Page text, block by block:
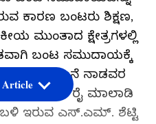
ಕಾರಣ ಬಂಟರು ಶಿಕ್ಷಣ,
ಮುಂತಾದ ಕ್ಷೇತ್ರಗಳಲ್ಲಿ
ಬಂಟ ಸಮುದಾಯಕ್ಕೆ
ಬಂಟರ ಯಾನೆ ನಾಡವರ
ಕುಮಾರ್ ರೈ ಮಾಲಾಡಿ
ಬಳಿ ಇರುವ ಎಸ್.ಎಮ್. ಶೆಟ್ಟಿ
Article